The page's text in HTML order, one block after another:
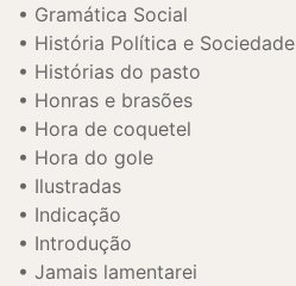
Gramática Social
História Política e Sociedade
Histórias do pasto
Honras e brasões
Hora de coquetel
Hora do gole
Ilustradas
Indicação
Introdução
Jamais lamentarei